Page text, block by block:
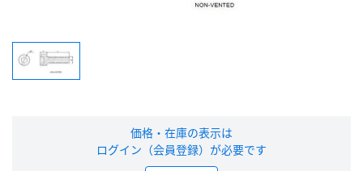
価格・在庫の表示は
ログイン（会員登録）が必要です
※新規会員登録をお申し込み頂いてから本登録となるまで、数日間かかる場合
があります。また当社の判断によりお断りする場合があります。